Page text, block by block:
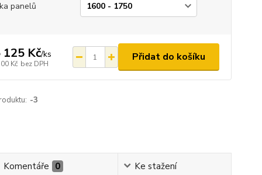
panelů
125 Kč/ks
Kč bez DPH
Přidat do košíku
-3
Komentáře 0 Ke stažení